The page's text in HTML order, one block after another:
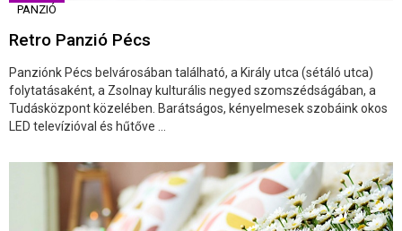
PANZIÓ
Retro Panzió Pécs
Panziónk Pécs belvárosában található, a Király utca (sétáló utca)
folytatásaként, a Zsolnay kulturális negyed szomszédságában, a
Tudásközpont közelében. Barátságos, kényelmesek szobáink okos
LED televízióval és hűtőve ...